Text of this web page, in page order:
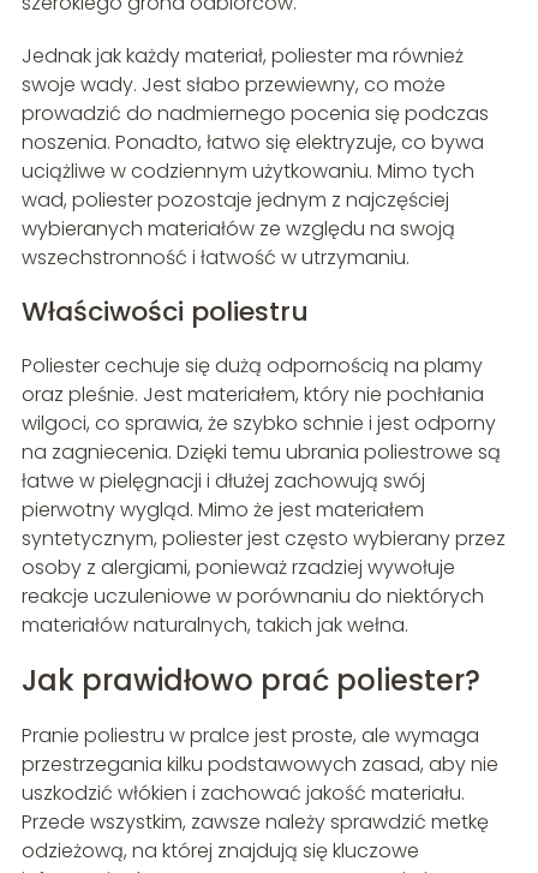
Jednak jak każdy materiał, poliester ma również
swoje wady. Jest słabo przewiewny, co może
prowadzić do nadmiernego pocenia się podczas
noszenia. Ponadto, łatwo się elektryzuje, co bywa
uciążliwe w codziennym użytkowaniu. Mimo tych
wad, poliester pozostaje jednym z najczęściej
wybieranych materiałów ze względu na swoją
wszechstronność i łatwość w utrzymaniu.
Właściwości poliestru
Poliester cechuje się dużą odpornością na plamy
oraz pleśnie. Jest materiałem, który nie pochłania
wilgoci, co sprawia, że szybko schnie i jest odporny
na zagniecenia. Dzięki temu ubrania poliestrowe są
łatwe w pielęgnacji i dłużej zachowują swój
pierwotny wygląd. Mimo że jest materiałem
syntetycznym, poliester jest często wybierany przez
osoby z alergiami, ponieważ rzadziej wywołuje
reakcje uczuleniowe w porównaniu do niektórych
materiałów naturalnych, takich jak wełna.
Jak prawidłowo prać poliester?
Pranie poliestru w pralce jest proste, ale wymaga
przestrzegania kilku podstawowych zasad, aby nie
uszkodzić włókien i zachować jakość materiału.
Przede wszystkim, zawsze należy sprawdzić metkę
odzieżową, na której znajdują się kluczowe